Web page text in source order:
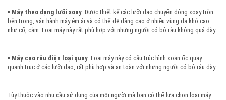
▪️ Máy theo dạng lưỡi xoay: Được thiết kế các lưỡi dao chuyển động xoay tròn
bên trong, vận hành máy êm ái và có thể dễ dàng cạo ở nhiều vùng da khó cạo
như cổ, cằm. Loại máy này rất phù hợp với những người có bộ râu không quá dày.
▪️ Máy cạo râu điện loại quay: Loại máy này có cấu trúc hình xoắn ốc quay
quanh trục ở các lưỡi dao, rất phù hợp và an toàn với những người có bộ râu dày.
Tùy thuộc vào nhu cầu sử dụng của mỗi người mà bạn có thể lựa chọn loại máy